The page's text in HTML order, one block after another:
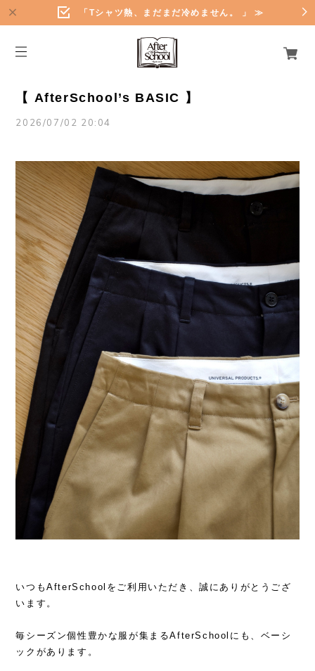
「Tシャツ熱、まだまだ冷めません。 」 ≫
【 AfterSchool’s BASIC 】
2026/07/02 20:04
いつもAfterSchoolをご利用いただき、誠にありがとうござ
います。
毎シーズン個性豊かな服が集まるAfterSchoolにも、ベーシ
ックがあります。